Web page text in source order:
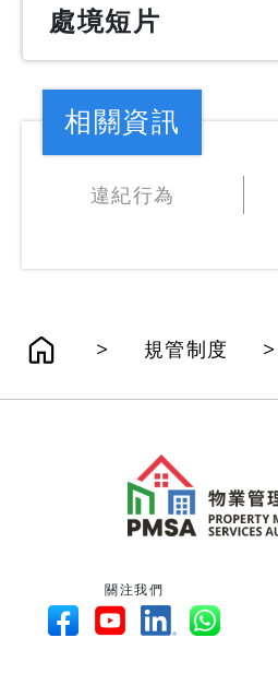
處境短片
違紀行為
相關資訊
> 規管制度 >
關注我們